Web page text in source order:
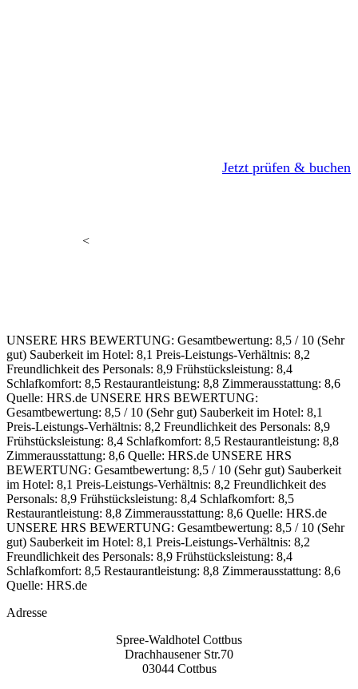
<
Jetzt prüfen & buchen
UNSERE HRS BEWERTUNG: Gesamtbewertung: 8,5 / 10 (Sehr
gut) Sauberkeit im Hotel: 8,1 Preis-Leistungs-Verhältnis: 8,2
Freundlichkeit des Personals: 8,9 Frühstücksleistung: 8,4
Schlafkomfort: 8,5 Restaurantleistung: 8,8 Zimmerausstattung: 8,6
Quelle: HRS.de UNSERE HRS BEWERTUNG:
Gesamtbewertung: 8,5 / 10 (Sehr gut) Sauberkeit im Hotel: 8,1
Preis-Leistungs-Verhältnis: 8,2 Freundlichkeit des Personals: 8,9
Frühstücksleistung: 8,4 Schlafkomfort: 8,5 Restaurantleistung: 8,8
Zimmerausstattung: 8,6 Quelle: HRS.de UNSERE HRS
BEWERTUNG: Gesamtbewertung: 8,5 / 10 (Sehr gut) Sauberkeit
im Hotel: 8,1 Preis-Leistungs-Verhältnis: 8,2 Freundlichkeit des
Personals: 8,9 Frühstücksleistung: 8,4 Schlafkomfort: 8,5
Restaurantleistung: 8,8 Zimmerausstattung: 8,6 Quelle: HRS.de
UNSERE HRS BEWERTUNG: Gesamtbewertung: 8,5 / 10 (Sehr
gut) Sauberkeit im Hotel: 8,1 Preis-Leistungs-Verhältnis: 8,2
Freundlichkeit des Personals: 8,9 Frühstücksleistung: 8,4
Schlafkomfort: 8,5 Restaurantleistung: 8,8 Zimmerausstattung: 8,6
Quelle: HRS.de
Adresse
Spree-Waldhotel Cottbus
Drachhausener Str.70
03044 Cottbus